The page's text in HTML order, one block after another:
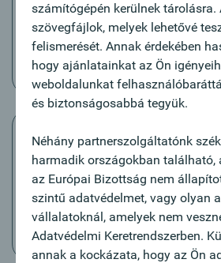
A banki dokumentumokat
mint postai
Átlátható és
Minden banki dokumentum
időrendben szerepel, és
számítógépén kerülnek tárolásra.
szövegfájlok, melyek lehetővé
felismerését. Annak érdekében
hogy ajánlatainkat az Ön
weboldalunkat
és biztonságosabbá tegyük.
Néhány partnerszolgáltatónk
harmadik országokban található,
az Európai Bizottság nem
szintű adatvédelmet, vagy olyan
vállalatoknál, amelyek nem
Adatvédelmi Keretrendszerben.
annak a kockázata, hogy az Ön